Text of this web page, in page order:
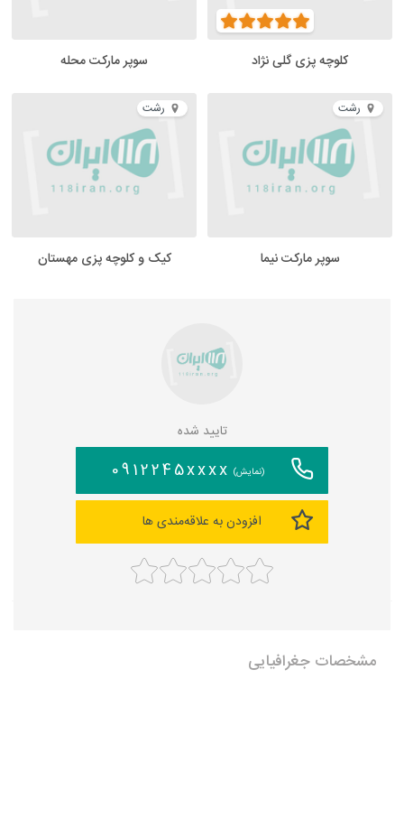
کلوچه پزی گلی نژاد سوپر مارکت محله
رشت
سوپر مارکت نیما
رشت
کیک و کلوچه پزی مهستان
تایید شده
(نمایش) 0912245xxxx
افزودن به علاقه‌مندی ها
مشخصات جغرافیایی